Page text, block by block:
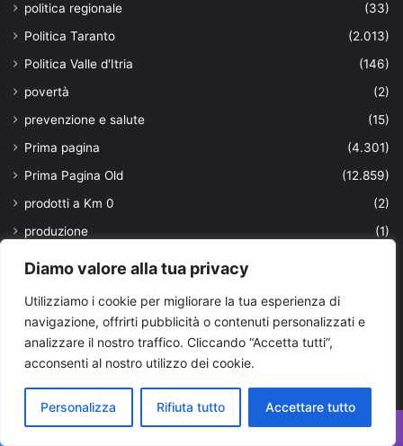
Diamo valore alla tua privacy
Utilizziamo i cookie per migliorare la tua esperienza di
navigazione, offrirti pubblicità o contenuti personalizzati e
analizzare il nostro traffico. Cliccando “Accetta tutti”,
acconsenti al nostro utilizzo dei cookie.
Personalizza Rifiuta tutto Accettare tutto
politica regionale
(33)
Politica Taranto
(2.013)
Politica Valle d'Itria
(146)
povertà
(2)
prevenzione e salute
(15)
Prima pagina
(4.301)
Prima Pagina Old
(12.859)
prodotti a Km 0
(2)
produzione
(1)
protezione civile
Pubblicità elettorale
Puglia
PUGLIA DI GUSTO
Punti di vista
(115)